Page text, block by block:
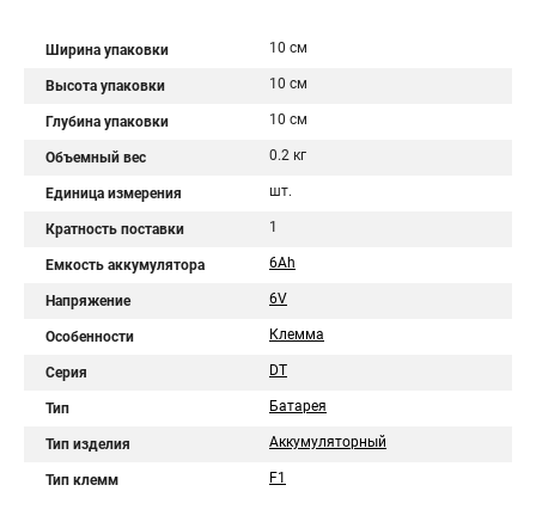
Ширина упаковки 10 см
Высота упаковки 10 см
Глубина упаковки 10 см
Объемный вес 0.2 кг
Единица измерения шт.
Кратность поставки 1
Емкость аккумулятора 6Ah
Напряжение 6V
Особенности Клемма
Серия DT
Тип Батарея
Тип изделия Аккумуляторный
Тип клемм F1